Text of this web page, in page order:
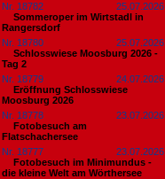
Nr. 18782
25.07.2026
Sommeroper im Wirtstadl in
Rangersdorf
Nr. 18780
25.07.2026
Schlosswiese Moosburg 2026 -
Tag 2
Nr. 18779
24.07.2026
Eröffnung Schlosswiese
Moosburg 2026
Nr. 18778
23.07.2026
Fotobesuch am
Flatschachersee
Nr. 18777
23.07.2026
Fotobesuch im Minimundus -
die kleine Welt am Wörthersee